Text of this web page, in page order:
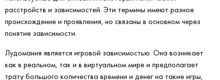
расстройств и зависимостей. Эти термины имеют разное
происхождение и проявления, но связаны в основном через
понятие зависимости.
Лудомания является игровой зависимостью. Она возникает
как в реальном, так и в виртуальном мире и предполагает
трату большого количества времени и денег на такие игры,